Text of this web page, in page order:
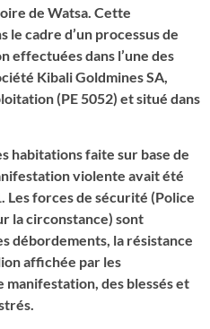
de Watsa. Cette
cadre d’un processus de
effectuées dans l’une des
Kibali Goldmines SA,
(PE 5052) et situé dans
habitations faite sur base de
violente avait été
Les forces de sécurité (Police
la circonstance) sont
débordements, la résistance
affichée par les
manifestation, des blessés et